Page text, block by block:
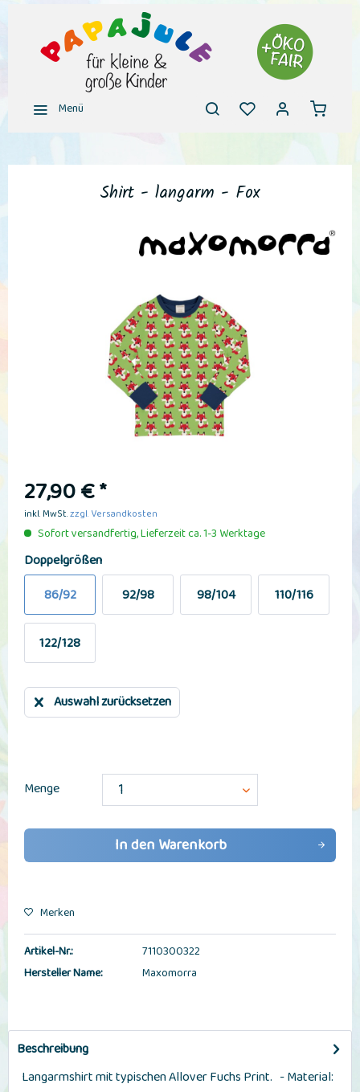
Menü
Shirt - langarm - Fox
27,90 € *
inkl. MwSt.zzgl. Versandkosten
Sofort versandfertig, Lieferzeit ca. 1-3 Werktage
Doppelgrößen
86/92
92/98 98/104 110/116
122/128
Auswahl zurücksetzen
Menge
In den Warenkorb
Merken
Artikel-Nr.:
7110300322
Hersteller Name:
Maxomorra
Beschreibung
Langarmshirt mit typischen Allover Fuchs Print. - Material: